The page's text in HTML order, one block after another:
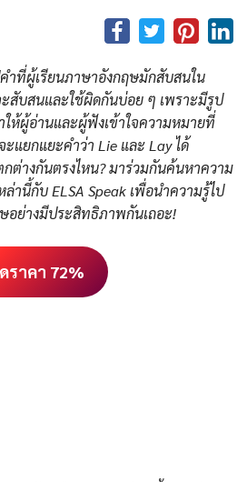
ำที่ผู้เรียนภาษาอังกฤษมักสับสนใน
สับสนและใช้ผิดกันบ่อย ๆ เพราะมีรูป
ห้ผู้อ่านและผู้ฟังเข้าใจความหมายที่
ะแยกแยะคำว่า Lie และ Lay ได้
กต่างกันตรงไหน? มาร่วมกันค้นหาความ
านี้กับ ELSA Speak เพื่อนำความรู้ไป
อย่างมีประสิทธิภาพกันเถอะ!
ราคา 72%